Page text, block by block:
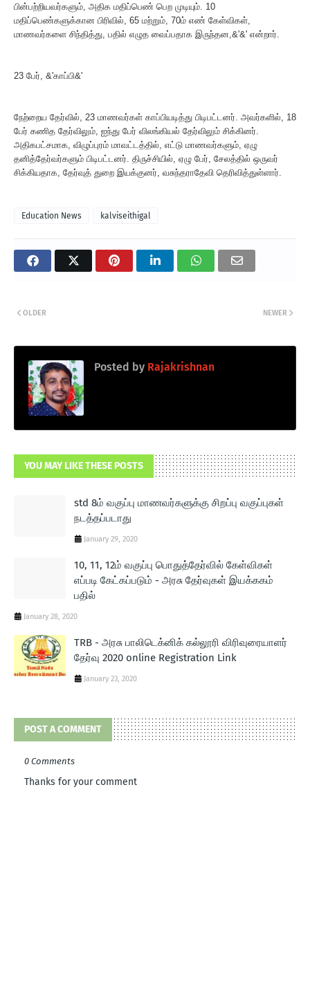
பின்பற்றியவர்களும், அதிக மதிப்பெண் பெற முடியும். 10
மதிப்பெண்களுக்கான பிரிவில், 65 மற்றும், 70ம் எண் கேள்விகள்,
மாணவர்களை சிந்தித்து, பதில் எழுத வைப்பதாக இருந்தன,&'&' என்றார்.
23 பேர், &'காப்பி&'
நேற்றைய தேர்வில், 23 மாணவர்கள் காப்பியடித்து பிடிபட்டனர். அவர்களில், 18
பேர் கணித தேர்விலும், ஐந்து பேர் விலங்கியல் தேர்விலும் சிக்கினர்.
அதிகபட்சமாக, விழுப்புரம் மாவட்டத்தில், எட்டு மாணவர்களும், ஏழு
தனித்தேர்வர்களும் பிடிபட்டனர். திருச்சியில், ஏழு பேர், சேலத்தில் ஒருவர்
சிக்கியதாக, தேர்வுத் துறை இயக்குனர், வசுந்தராதேவி தெரிவித்துள்ளார்.
Education News kalviseithigal
NEWER
OLDER
Posted by Rajakrishnan
YOU MAY LIKE THESE POSTS
std 8ம் வகுப்பு மாணவர்களுக்கு சிறப்பு வகுப்புகள்
நடத்தப்படாது
January 29, 2020
10, 11, 12ம் வகுப்பு பொதுத்தேர்வில் கேள்விகள்
எப்படி கேட்கப்படும் - அரசு தேர்வுகள் இயக்ககம்
பதில்
January 28, 2020
TRB - அரசு பாலிடெக்னிக் கல்லூரி விரிவுரையாளர்
தேர்வு 2020 online Registration Link
January 23, 2020
POST A COMMENT
0 Comments
Thanks for your comment